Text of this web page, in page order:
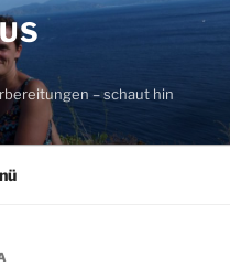
– schaut hin